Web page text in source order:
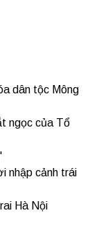
dân tộc Mông
ngọc của Tổ
nhập cảnh trái
Hà Nội